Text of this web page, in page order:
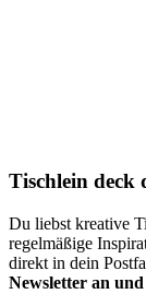
Tischlein deck
Du liebst kreative
regelmäßige
direkt in dein
Newsletter an